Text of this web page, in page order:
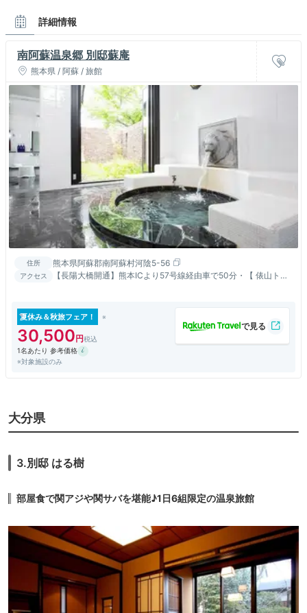
詳細情報
南阿蘇温泉郷 別邸蘇庵
熊本県 / 阿蘇 / 旅館
住所 熊本県阿蘇郡南阿蘇村河陰5-56
アクセス
【長陽大橋開通】熊本ICより57号線経由車で50分・【 俵山トン
夏休み＆秋旅フェア！
30,500
1名あたり 参考価格
※対象施設のみ
大分県
3.別邸 はる樹
部屋食で関アジや関サバを堪能♪1日6組限定の温泉旅館